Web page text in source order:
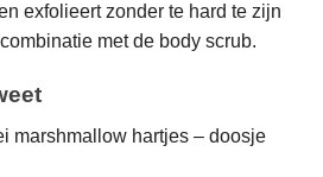
exfolieert zonder te hard te zijn
met de body scrub.
marshmallow hartjes – doosje